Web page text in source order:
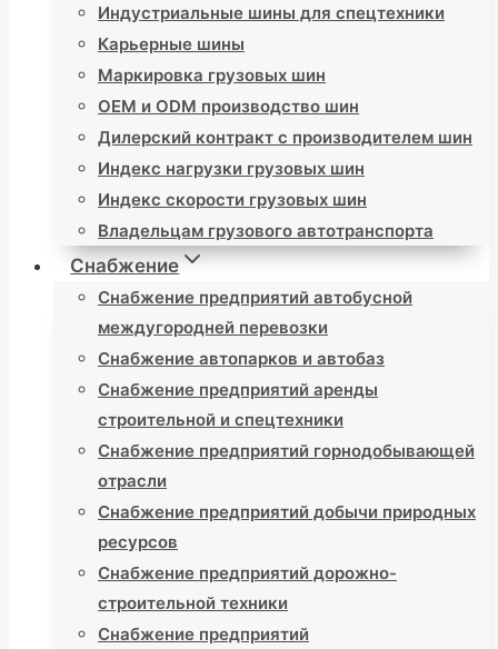
Индустриальные шины для спецтехники
Карьерные шины
Маркировка грузовых шин
OEM и ODM производство шин
Дилерский контракт с производителем шин
Индекс нагрузки грузовых шин
Индекс скорости грузовых шин
Владельцам грузового автотранспорта
Снабжение
Снабжение предприятий автобусной
междугородней перевозки
Снабжение автопарков и автобаз
Снабжение предприятий аренды
строительной и спецтехники
Снабжение предприятий горнодобывающей
отрасли
Снабжение предприятий добычи природных
ресурсов
Снабжение предприятий дорожно-
строительной техники
Снабжение предприятий